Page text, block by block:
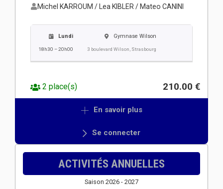
Michel KARROUM / Lea KIBLER / Mateo CANINI
Lundi
18h30 – 20h00
Gymnase Wilson
3 boulevard Wilson, Strasbourg
2 place(s) 210.00 €
En savoir plus
Se connecter
ACTIVITÉS ANNUELLES
Saison 2026 - 2027